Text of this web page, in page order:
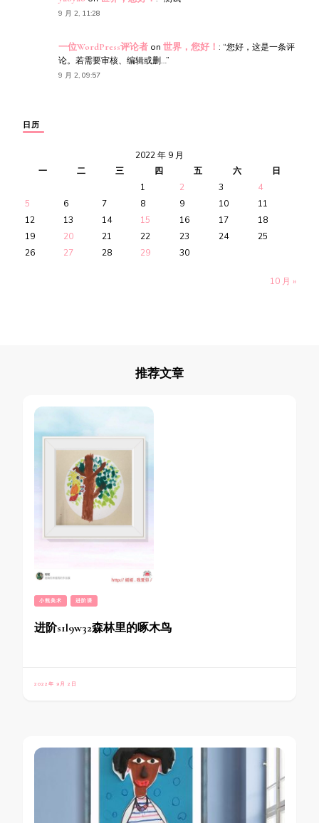
9 月 2, 11:28
一位WordPress评论者 on 世界，您好！ : “您好，这是一条评
论。若需要审核、编辑或删…”
9 月 2, 09:57
日历
2022 年 9 月
一
二 三 四 五 六
日
1
2 3
4
5
6 7 8 9 10
11
12
13 14 15 16 17
18
19
20 21 22 23 24
25
26
27 28 29 30
10 月 »
推荐文章
小熊美术 进阶课
进阶s1l9w32森林里的啄木鸟
2022年 9月 2日